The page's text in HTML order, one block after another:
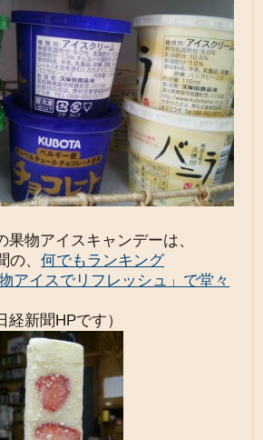
果物アイスキャンデーは、
の、何でもランキング
アイスでリフレッシュ」で堂々
経新聞HPです）